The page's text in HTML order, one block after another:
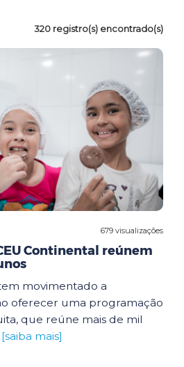
320 registro(s) encontrado(s)
679 visualizações
Continental reúnem
movimentado a
oferecer uma programação
que reúne mais de mil
[saiba mais]